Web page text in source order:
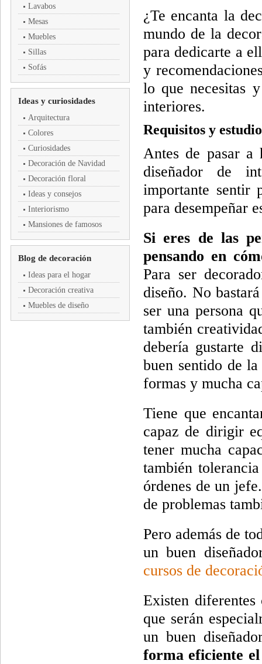
Lavabos
Mesas
Muebles
Sillas
Sofás
Ideas y curiosidades
Arquitectura
Colores
Curiosidades
Decoración de Navidad
Decoración floral
Ideas y consejos
Interiorismo
Mansiones de famosos
Blog de decoración
Ideas para el hogar
Decoración creativa
Muebles de diseño
¿Te encanta la
mundo de la
para dedicarte a
y
lo que necesitas
interiores.
Requisitos y
Antes de pasar a
diseñador de
importante sentir
para desempeñar
Si eres de las
pensando en
Para ser
diseño. No
ser una persona
también
debería gustarte
buen sentido de
formas y mucha
Tiene que
capaz de dirigir
tener mucha
también
órdenes de un
de problemas
Pero además de
un buen
cursos de
Existen
que serán
un buen
forma eficiente